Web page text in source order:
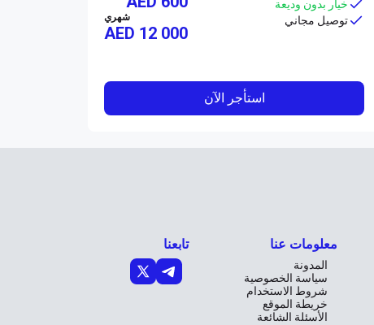
خيار بدون وديعة
توصيل مجاني
شهري
AED 12 000
استأجر الآن
معلومات عنا
المدونة
سياسة الخصوصية
شروط الاستخدام
خريطة الموقع
الأسئلة الشائعة
تابعنا